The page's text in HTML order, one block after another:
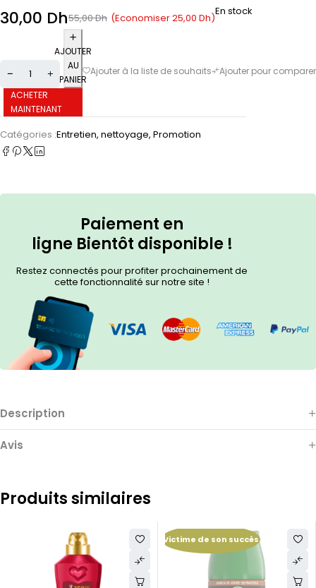
55,00Dh
30,00 Dh (Economiser25,00 Dh)En stock
AJOUTER
AU
PANIER
ACHETER
MAINTENANT
Catégories :Entretien, nettoyage, Promotion
Paiement en
ligne Bientôt disponible !
Restez connectés pour profiter prochainement de
cette fonctionnalité sur notre site !
Description
Avis
Produits similaires
Victime de son succès